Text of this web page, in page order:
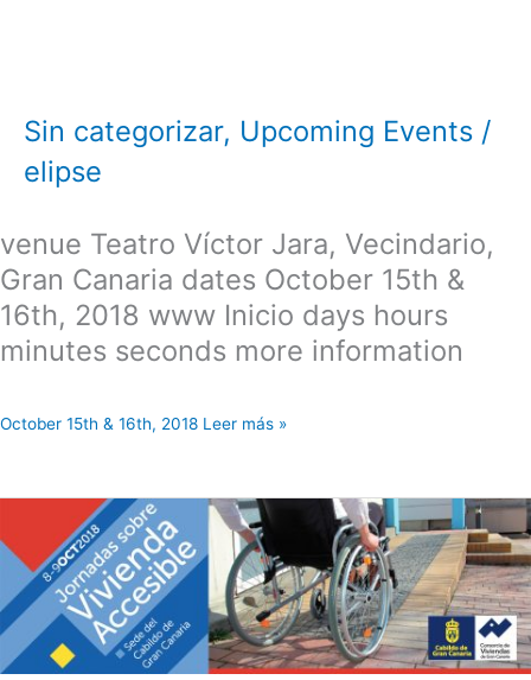
Sin categorizar, Upcoming Events /
elipse
venue Teatro Víctor Jara, Vecindario,
Gran Canaria dates October 15th &
16th, 2018 www Inicio days hours
minutes seconds more information
Salud”
October 15th & 16th, 2018 Leer más »
Jornada
sobre
Vivienda
accesible